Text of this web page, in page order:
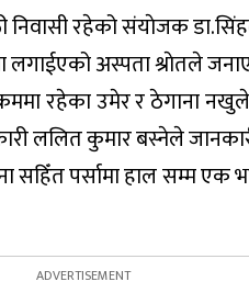
रहेको संयाेजक
अस्पता श्राेतले
रहेका उमेर र ठेगाना
ललित कुमार बस्नेले
पर्सामा हाल सम्म एक